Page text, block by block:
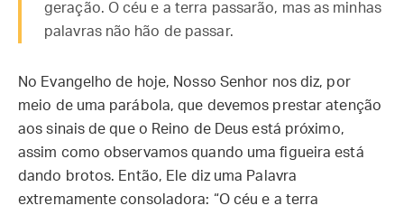
geração. O céu e a terra passarão, mas as minhas
palavras não hão de passar.
No Evangelho de hoje, Nosso Senhor nos diz, por
meio de uma parábola, que devemos prestar atenção
aos sinais de que o Reino de Deus está próximo,
assim como observamos quando uma figueira está
dando brotos. Então, Ele diz uma Palavra
extremamente consoladora: “O céu e a terra